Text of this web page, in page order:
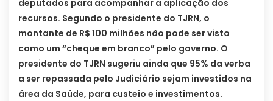
deputados para acompanhar a aplicação dos
recursos. Segundo o presidente do TJRN, o
montante de R$ 100 milhões não pode ser visto
como um “cheque em branco” pelo governo. O
presidente do TJRN sugeriu ainda que 95% da verba
a ser repassada pelo Judiciário sejam investidos na
área da Saúde, para custeio e investimentos.